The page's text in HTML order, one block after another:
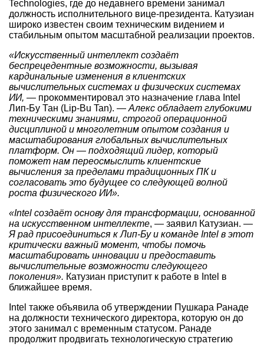
Technologies, где до недавнего времени занимал
должность исполнительного вице-президента. Катузиан
широко известен своим техническим видением и
стабильным опытом масштабной реализации проектов.
«Искусственный интеллект создаёт
беспрецедентные возможности, вызывая
кардинальные изменения в клиентских
вычислительных системах и физических системах
ИИ, — прокомментировал это назначение глава Intel
Лип-Бу Тан (Lip-Bu Tan). — Алекс обладает глубокими
техническими знаниями, строгой операционной
дисциплиной и многолетним опытом создания и
масштабирования глобальных вычислительных
платформ. Он — подходящий лидер, который
поможет нам переосмыслить клиентские
вычисления за пределами традиционных ПК и
согласовать это будущее со следующей волной
роста физического ИИ».
«Intel создаёт основу для трансформации, основанной
на искусственном интеллекте, — заявил Катузиан. —
Я рад присоединиться к Лип-Бу и команде Intel в этот
критически важный момент, чтобы помочь
масштабировать инновации и предоставить
вычислительные возможности следующего
поколения». Катузиан приступит к работе в Intel в
ближайшее время.
Intel также объявила об утверждении Пушкара Ранаде
на должности технического директора, которую он до
этого занимал с временным статусом. Ранаде
продолжит продвигать технологическую стратегию